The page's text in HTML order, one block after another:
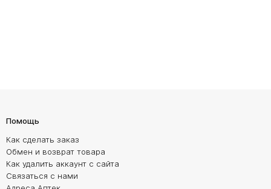
Помощь
Как сделать заказ
Обмен и возврат товара
Как удалить аккаунт с сайта
Связаться с нами